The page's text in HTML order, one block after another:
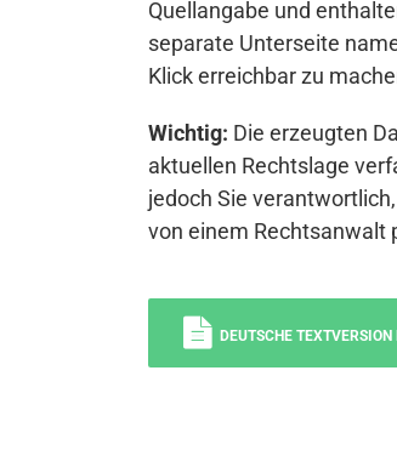
Quellangabe und
separate Unterseite
Klick erreichbar zu
Wichtig: Die erzeugten
aktuellen Rechtslage
jedoch Sie
von einem Rechtsanwalt
DEUTSCHE TEXTVERSION